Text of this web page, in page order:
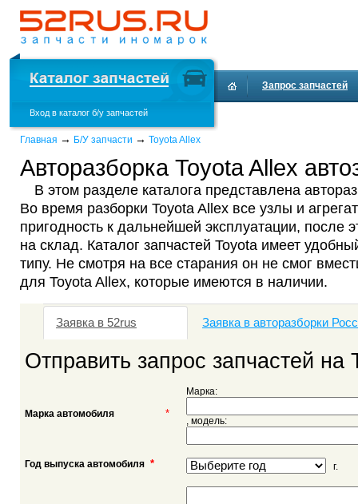
Вход в каталог б/у запчастей
Запрос запчастей
Главная → Б/У запчасти → Toyota Allex
Авторазборка Toyota Allex
В этом разделе каталога представлена
Во время разборки Toyota Allex все узлы и
пригодность к дальнейшей эксплуатации, после
на склад. Каталог запчастей Toyota имеет
типу. Не смотря на все старания он не смог
для Toyota Allex, которые имеются в наличии.
Заявка в 52rus Заявка в авторазборки
Отправить запрос запчастей на
Марка автомобиля *
Марка:
, модель:
Год выпуска автомобиля * г.